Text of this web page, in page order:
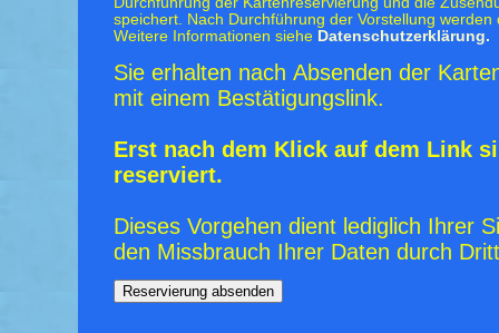
speichert. Nach Durchführung der Vorstellung
Weitere Informationen siehe Datenschutzerklärung.
Sie erhalten nach Absenden der
mit einem Bestätigungslink.
Erst nach dem Klick auf dem Link
reserviert.
Dieses Vorgehen dient lediglich Ihrer
den Missbrauch Ihrer Daten durch